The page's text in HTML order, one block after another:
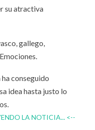
su atractiva
gallego,
conseguido
idea hasta justo lo
LA NOTICIA... <--